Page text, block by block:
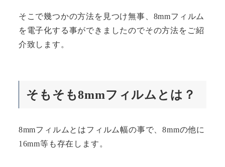
そこで幾つかの方法を見つけ無事、8mmフィルム
を電子化する事ができましたのでその方法をご紹
介致します。
そもそも8mmフィルムとは？
8mmフィルムとはフィルム幅の事で、8mmの他に
16mm等も存在します。